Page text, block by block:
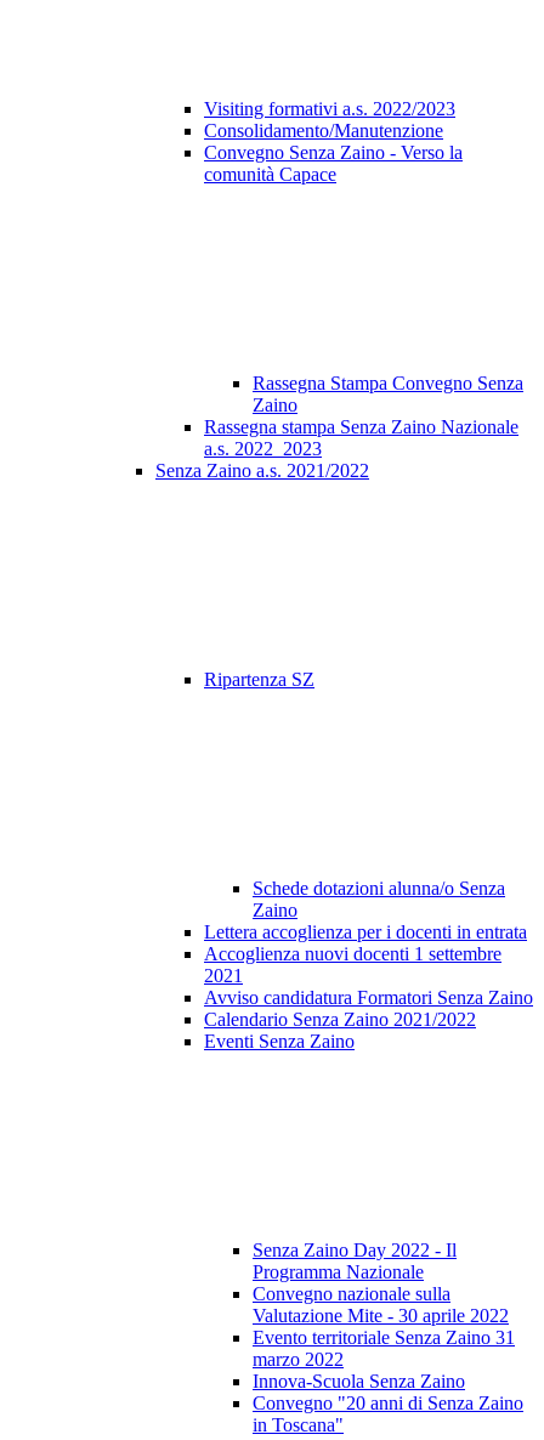
Visiting formativi a.s. 2022/2023
Consolidamento/Manutenzione
Convegno Senza Zaino - Verso la
comunità Capace
Rassegna Stampa Convegno Senza
Zaino
Rassegna stampa Senza Zaino Nazionale
a.s. 2022_2023
Senza Zaino a.s. 2021/2022
Ripartenza SZ
Schede dotazioni alunna/o Senza
Zaino
Lettera accoglienza per i docenti in entrata
Accoglienza nuovi docenti 1 settembre
2021
Avviso candidatura Formatori Senza Zaino
Calendario Senza Zaino 2021/2022
Eventi Senza Zaino
Senza Zaino Day 2022 - Il
Programma Nazionale
Convegno nazionale sulla
Valutazione Mite - 30 aprile 2022
Evento territoriale Senza Zaino 31
marzo 2022
Innova-Scuola Senza Zaino
Convegno "20 anni di Senza Zaino
in Toscana"